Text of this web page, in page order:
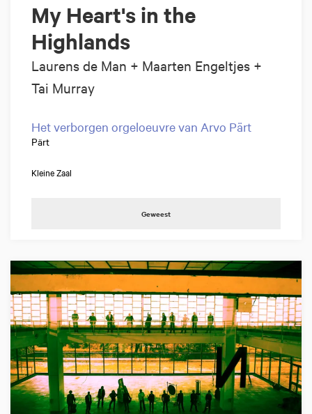
My Heart's in the
Highlands
Laurens de Man + Maarten Engeltjes +
Tai Murray
Het verborgen orgeloeuvre van Arvo Pärt
Pärt
Kleine Zaal
Geweest